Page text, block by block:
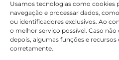
Usamos tecnologias como cookies
navegação e processar dados,
ou identificadores exclusivos. Ao
o melhor serviço possível. Caso
depois, algumas funções e
corretamente.